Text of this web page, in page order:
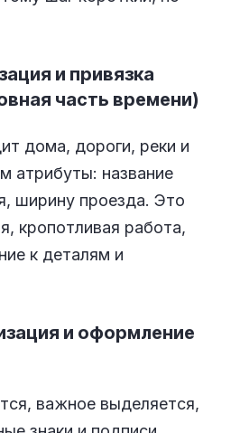
и привязка
часть времени)
дома, дороги, реки и
атрибуты: название
ширину проезда. Это
кропотливая работа,
к деталям и
и оформление
важное выделяется,